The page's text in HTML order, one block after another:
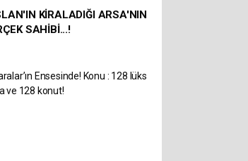
KİRALADIĞI ARSA'NIN
SAHİBİ...!